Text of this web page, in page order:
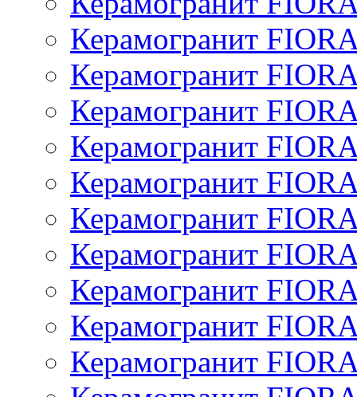
Керамогранит
Керамогранит
Керамогранит
Керамогранит
Керамогранит
Керамогранит
Керамогранит
Керамогранит
Керамогранит
Керамогранит